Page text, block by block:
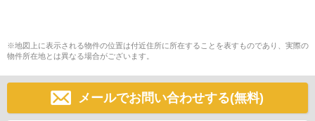
※地図上に表示される物件の位置は付近住所に所在することを表すものであり、実際の
物件所在地とは異なる場合がございます。
メールでお問い合わせする(無料)